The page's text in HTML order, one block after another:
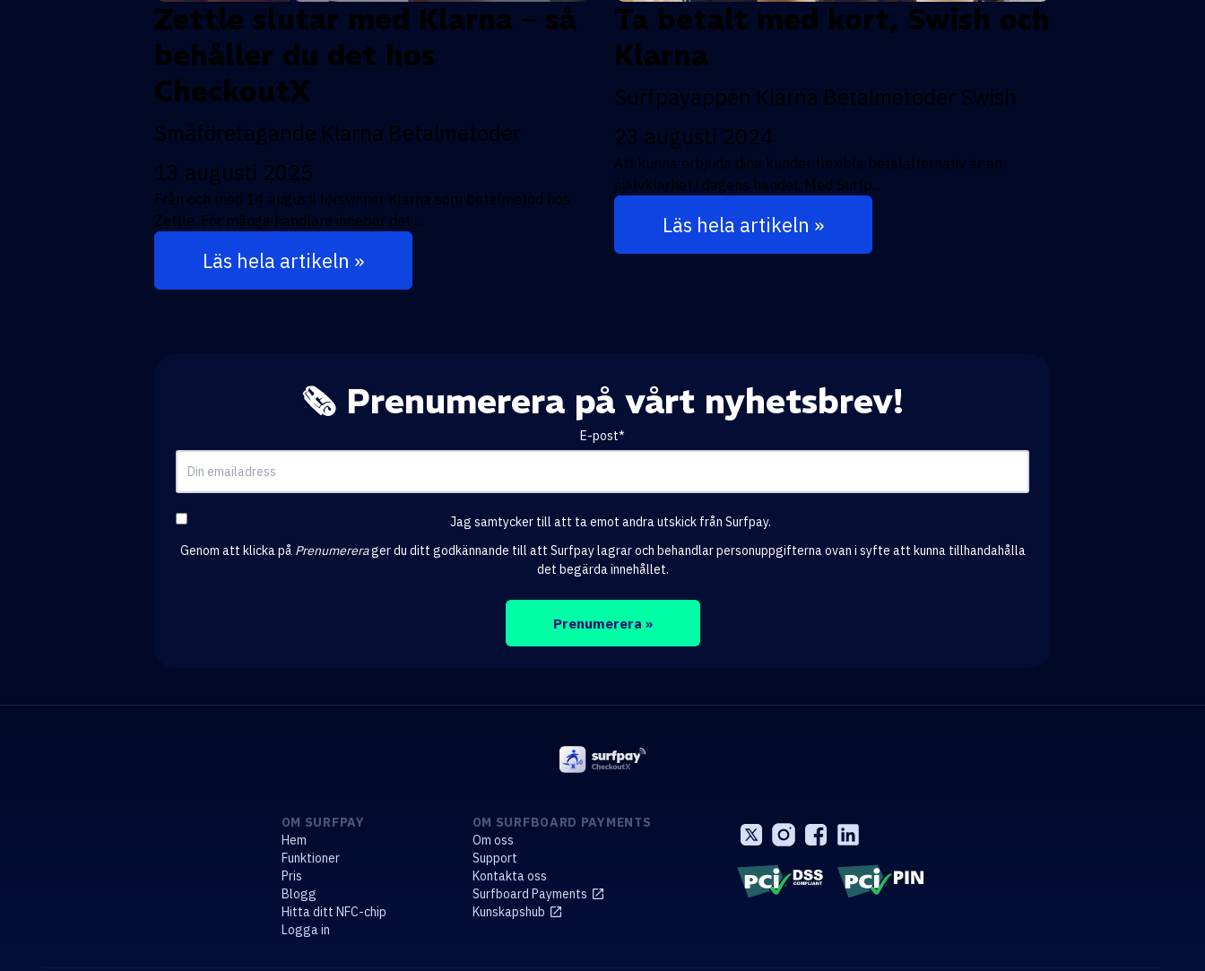
Zettle slutar med Klarna – så
behåller du det hos
CheckoutX
Småföretagande Klarna Betalmetoder
13 augusti 2025
Från och med 14 augusti försvinner Klarna som betalmetod hos
Zettle. För många handlare innebär det ...
Läs hela artikeln »
Ta betalt med kort, Swish och
Klarna
Surfpayappen Klarna Betalmetoder Swish
23 augusti 2024
Att kunna erbjuda dina kunder flexibla betalalternativ är en
självklarhet i dagens handel. Med Surfp...
Läs hela artikeln »
🗞️ Prenumerera på vårt nyhetsbrev!
E-post*
Jag samtycker till att ta emot andra utskick från Surfpay.
Genom att klicka på Prenumererager du ditt godkännande till att Surfpay lagrar och behandlar personuppgifterna ovan i syfte att kunna tillhandahålla
det begärda innehållet.
OM SURFPAY
Hem
Funktioner
Pris
Blogg
Hitta ditt NFC-chip
Logga in
OM SURFBOARD PAYMENTS
Om oss
Support
Kontakta oss
Surfboard Payments
Kunskapshub